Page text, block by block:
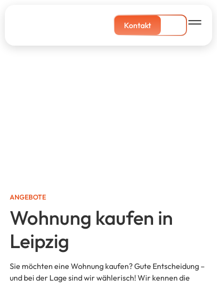
Kontakt
ANGEBOTE
Wohnung kaufen in
Leipzig
Sie möchten eine Wohnung kaufen? Gute Entscheidung –
und bei der Lage sind wir wählerisch! Wir kennen die